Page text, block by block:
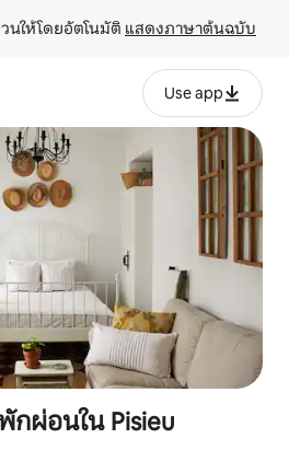
นให้โดยอัตโนมัติ แสดงภาษาต้นฉบับ
Use app
ผ่อนใน Pisieu